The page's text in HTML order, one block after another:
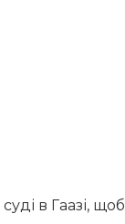
в Гаазі, щоб